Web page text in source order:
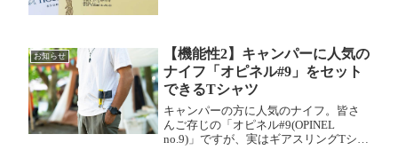
お知らせ
【機能性2】キャンパーに人気の
ナイフ「オピネル#9」をセット
できるTシャツ
キャンパーの方に人気のナイフ。皆さ
んご存じの「オピネル#9(OPINEL
no.9)」ですが、実はギアスリングTシャ